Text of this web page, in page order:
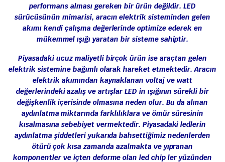
performans alması gereken bir ürün değildir. LED
sürücüsünün mimarisi, aracın elektrik sisteminden gelen
akımı kendi çalışma değerlerinde optimize ederek en
mükemmel ışığı yaratan bir sisteme sahiptir.
Piyasadaki ucuz maliyetli birçok ürün ise araçtan gelen
elektrik sistemine bağımlı olarak hareket etmektedir. Aracın
elektrik akımından kaynaklanan voltaj ve watt
değerlerindeki azalış ve artışlar LED in ışığının sürekli bir
değişkenlik içerisinde olmasına neden olur. Bu da alınan
aydınlatma miktarında farklılıklara ve ömür süresinin
kısalmasına sebebiyet vermektedir. Piyasadaki ledlerin
aydınlatma şiddetleri yukarıda bahsettiğimiz nedenlerden
ötürü çok kısa zamanda azalmakta ve yıpranan
komponentler ve içten deforme olan led chip ler yüzünden